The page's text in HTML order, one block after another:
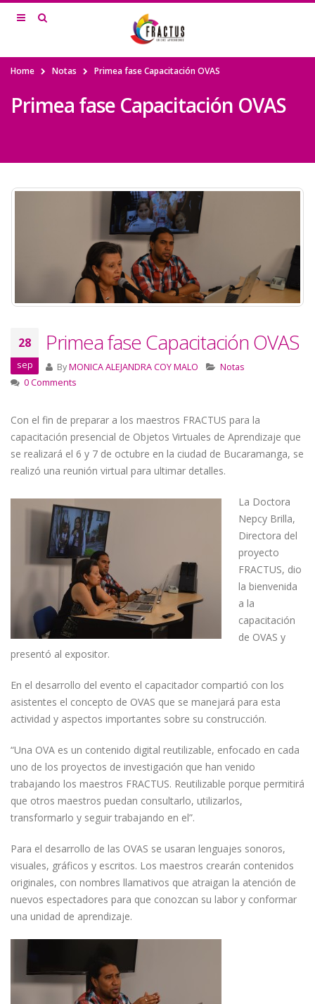
Home Notas Primea fase Capacitación OVAS
Primea fase Capacitación OVAS
28
sep
Primea fase Capacitación OVAS
ByMONICA ALEJANDRA COY MALO
Notas
0 Comments
Con el fin de preparar a los maestros FRACTUS para la
capacitación presencial de Objetos Virtuales de Aprendizaje que
se realizará el 6 y 7 de octubre en la ciudad de Bucaramanga, se
realizó una reunión virtual para ultimar detalles.
La Doctora
Nepcy Brilla,
Directora del
proyecto
FRACTUS, dio
la bienvenida
a la
capacitación
de OVAS y
presentó al expositor.
En el desarrollo del evento el capacitador compartió con los
asistentes el concepto de OVAS que se manejará para esta
actividad y aspectos importantes sobre su construcción.
“Una OVA es un contenido digital reutilizable, enfocado en cada
uno de los proyectos de investigación que han venido
trabajando los maestros FRACTUS. Reutilizable porque permitirá
que otros maestros puedan consultarlo, utilizarlos,
transformarlo y seguir trabajando en el”.
Para el desarrollo de las OVAS se usaran lenguajes sonoros,
visuales, gráficos y escritos. Los maestros crearán contenidos
originales, con nombres llamativos que atraigan la atención de
nuevos espectadores para que conozcan su labor y conformar
una unidad de aprendizaje.